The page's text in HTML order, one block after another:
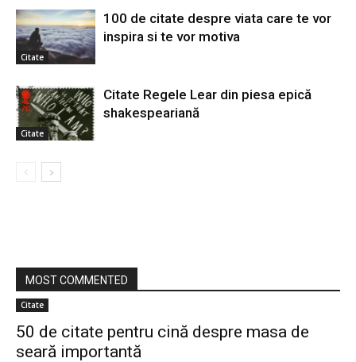
Citate
100 de citate despre viata care te vor
inspira si te vor motiva
Citate
Citate Regele Lear din piesa epică
shakespeariană
MOST COMMENTED
Citate
50 de citate pentru cină despre masa de
seară importantă